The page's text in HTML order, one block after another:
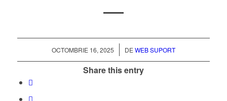
OCTOMBRIE 16, 2025
/ DEWEB SUPORT
Share this entry